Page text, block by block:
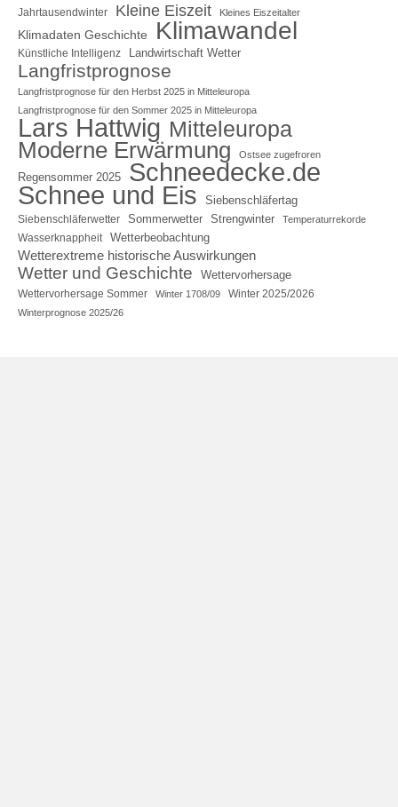
Jahrtausendwinter Kleine Eiszeit Kleines Eiszeitalter
Klimadaten Geschichte Klimawandel
Künstliche Intelligenz Landwirtschaft Wetter
Langfristprognose
Langfristprognose für den Herbst 2025 in Mitteleuropa
Langfristprognose für den Sommer 2025 in Mitteleuropa
Lars Hattwig Mitteleuropa
Moderne Erwärmung Ostsee zugefroren
Regensommer 2025 Schneedecke.de
Schnee und Eis Siebenschläfertag
Siebenschläferwetter Sommerwetter Strengwinter Temperaturrekorde
Wasserknappheit Wetterbeobachtung
Wetterextreme historische Auswirkungen
Wetter und Geschichte Wettervorhersage
Wettervorhersage Sommer Winter 1708/09 Winter 2025/2026
Winterprognose 2025/26